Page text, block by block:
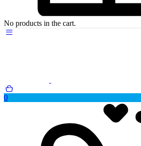
No products in the cart.
0